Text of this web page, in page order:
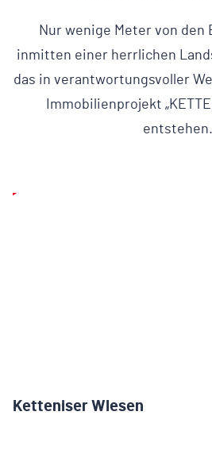
Nur wenige Meter von den
inmitten einer herrlichen
das in verantwortungsvoller
Immobilienprojekt
entstehen.
Play
Ketteniser WIesen